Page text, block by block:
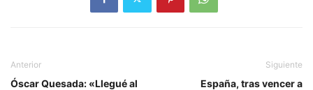
Anterior
Óscar Quesada: «Llegué al
Siguiente
España, tras vencer a